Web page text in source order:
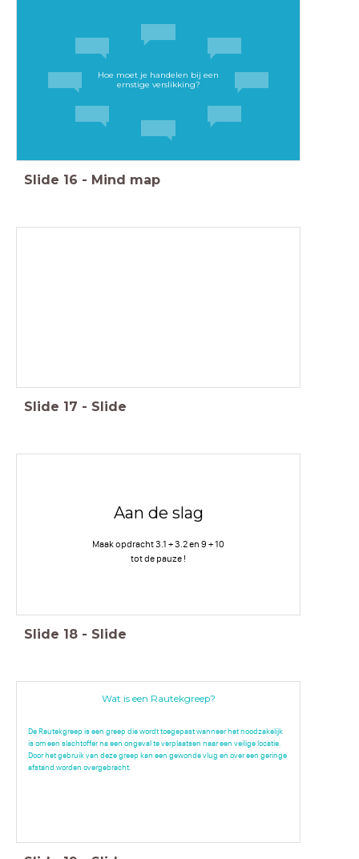
Hoe moet je handelen bij een
ernstige verslikking?
Slide 16 - Mind map
Slide 17 - Slide
Aan de slag
Maak opdracht 3.1 + 3.2 en 9 + 10
tot de pauze !
Slide 18 - Slide
Wat is een Rautekgreep?
De Rautekgreep is een greep die wordt toegepast wanneer het noodzakelijk
is om een slachtoffer na een ongeval te verplaatsen naar een veilige locatie.
Door het gebruik van deze greep kan een gewonde vlug en over een geringe
afstand worden overgebracht.